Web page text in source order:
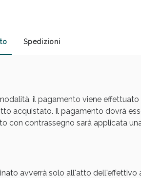
Spedizioni
il pagamento viene
acquistato. Il pagamento dovrà
con contrassegno sarà applicata
avverrà solo all'atto
Sconto fino